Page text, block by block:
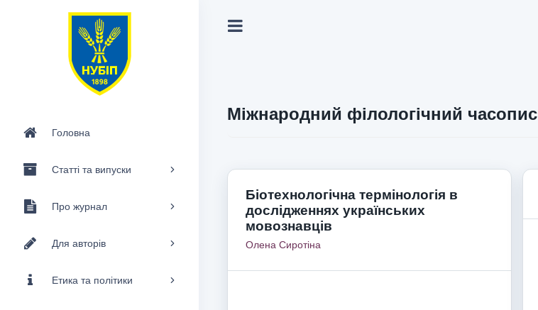
Головна
Статті та випуски
Про журнал
Для авторів
Етика та політики
Міжнародний філологічний часопис
Біотехнологічна термінологія в
дослідженнях українських
мовознавців
Олена Сиротіна